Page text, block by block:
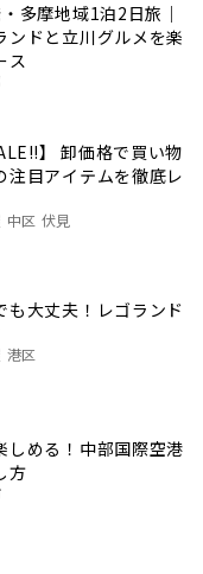
多摩地域1泊2日旅｜
ンドと立川グルメを楽
ス
】 卸価格で買い物
注目アイテムを徹底レ
中区 伏見
も大丈夫！レゴランド
港区
しめる！中部国際空港
方